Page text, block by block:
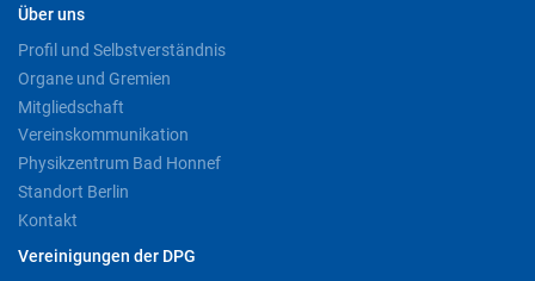
Über uns
Profil und Selbstverständnis
Organe und Gremien
Mitgliedschaft
Vereinskommunikation
Physikzentrum Bad Honnef
Standort Berlin
Kontakt
Vereinigungen der DPG